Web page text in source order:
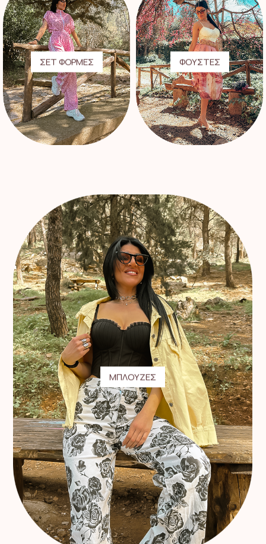
ΣΕΤ ΦΟΡΜΕΣ ΦΟΥΣΤΕΣ
ΜΠΛΟΥΖΕΣ